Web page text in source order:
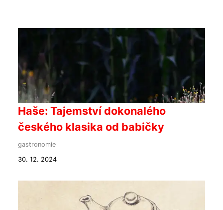
Haše: Tajemství dokonalého
českého klasika od babičky
gastronomie
30. 12. 2024